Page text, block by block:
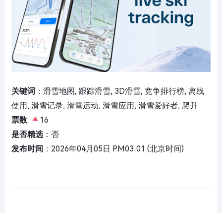
关键词 ：滑雪地图, 跟踪滑雪, 3D滑雪, 竞争排行榜, 离线
使用, 滑雪记录, 滑雪运动, 滑雪应用, 滑雪爱好者, 爬升
票数:
16
是否精选：否
发布时间 ：2026年04月05日 PM03:01 (北京时间)